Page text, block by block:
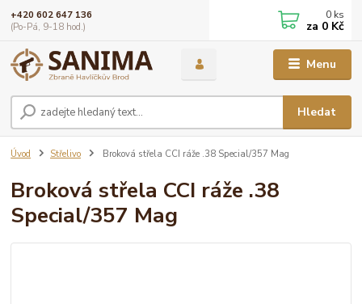
Menu
Hledat
+420 602 647 136
(Po-Pá, 9-18 hod.)
0 ks
za 0 Kč
Úvod Střelivo Broková střela CCI ráže .38 Special/357 Mag
Broková střela CCI ráže .38
Special/357 Mag